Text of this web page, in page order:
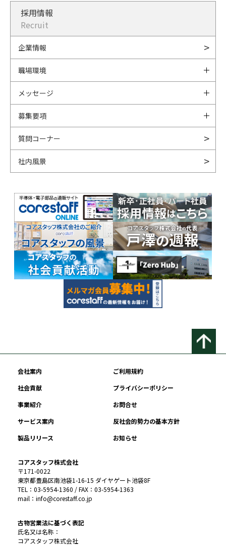
採用情報
Recruit
企業情報
職場環境
メッセージ
募集要項
質問コーナー
社内風景
会社案内
ご利用規約
社会貢献
プライバシーポリシー
事業紹介
お問合せ
サービス案内
反社会的勢力の基本方針
製品リリース
お知らせ
コアスタッフ株式会社
〒171-0022
東京都豊島区南池袋1-16-15 ダイヤゲート池袋8F
TEL：03-5954-1360 / FAX：03-5954-1363
mail：info@corestaff.co.jp
古物営業法に基づく表記
氏名又は名称：
コアスタッフ株式会社